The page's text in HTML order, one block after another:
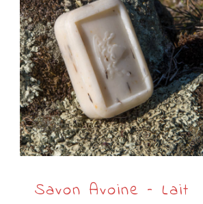
Savon Avoine – Lait